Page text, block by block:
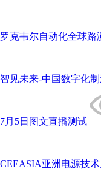
罗克韦尔自动化全球路
智见未来-中国数字化
7月5日图文直播测试
CEEASIA亚洲电源技